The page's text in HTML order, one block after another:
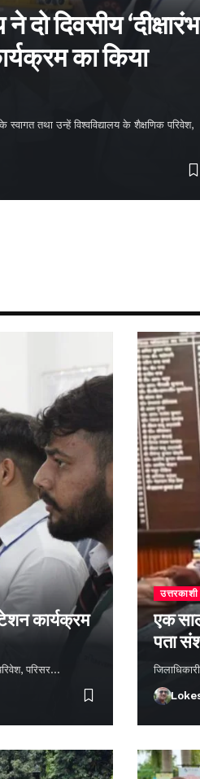
दो दिवसीय ‘दीक्षारंभ
का किया
स्वागत तथा उन्हें विश्वविद्यालय के शैक्षणिक परिवेश,
कार्यक्रम
परिसर…
उत्तरकाशी
एक
पता